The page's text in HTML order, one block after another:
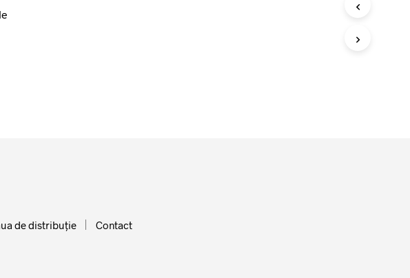
de distribuţie Contact